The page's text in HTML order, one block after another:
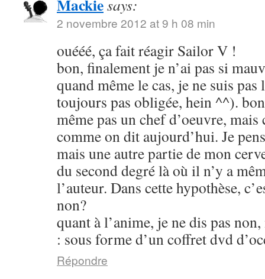
Mackiesays:
2 novembre 2012 at 9 h 08 min
ouééé, ça fait réagir Sailor V !
bon, finalement je n’ai pas si
quand même le cas, je ne suis pas
toujours pas obligée, hein ^^).
même pas un chef d’oeuvre,
comme on dit aujourd’hui. Je
mais une autre partie de mon
du second degré là où il n’y a
l’auteur. Dans cette hypothèse,
non?
quant à l’anime, je ne dis pas
: sous forme d’un coffret dvd
Répondre